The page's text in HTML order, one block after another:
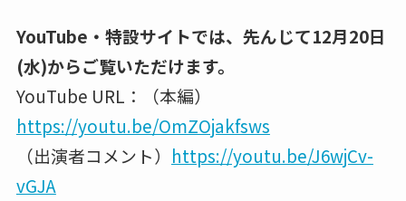
YouTube・特設サイトでは、先んじて12月20日
(水)からご覧いただけます。
YouTube URL：（本編）
https://youtu.be/OmZOjakfsws
（出演者コメント） https://youtu.be/J6wjCv-
vGJA